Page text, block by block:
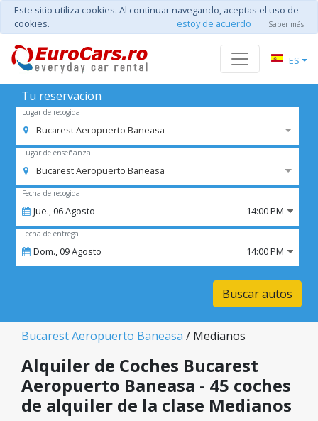
Este sitio utiliza cookies. Al continuar navegando, aceptas el uso de
cookies.
estoy de acuerdo Saber más
ES
Tu reservacion
Lugar de recogida
Bucarest Aeropuerto Baneasa
Lugar de enseñanza
Bucarest Aeropuerto Baneasa
Fecha de recogida
Jue.,06Agosto 14:00 PM
Fecha de entrega
Dom.,09Agosto 14:00 PM
Buscar autos
Bucarest Aeropuerto Baneasa / Medianos
Alquiler de Coches Bucarest
Aeropuerto Baneasa - 45 coches
de alquiler de la clase Medianos